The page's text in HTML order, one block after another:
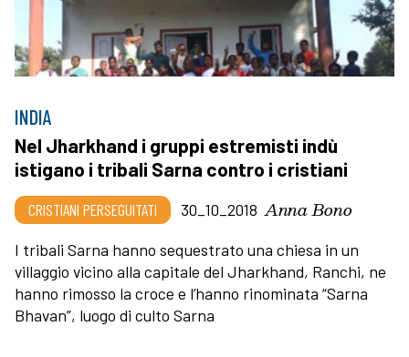
INDIA
Nel Jharkhand i gruppi estremisti indù
istigano i tribali Sarna contro i cristiani
CRISTIANI PERSEGUITATI 30_10_2018 Anna Bono
I tribali Sarna hanno sequestrato una chiesa in un
villaggio vicino alla capitale del Jharkhand, Ranchi, ne
hanno rimosso la croce e l’hanno rinominata “Sarna
Bhavan”, luogo di culto Sarna